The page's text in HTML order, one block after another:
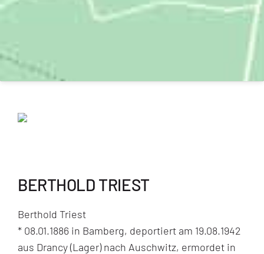
BERTHOLD TRIEST
Berthold Triest
* 08.01.1886 in Bamberg, deportiert am 19.08.1942
aus Drancy (Lager) nach Auschwitz, ermordet in